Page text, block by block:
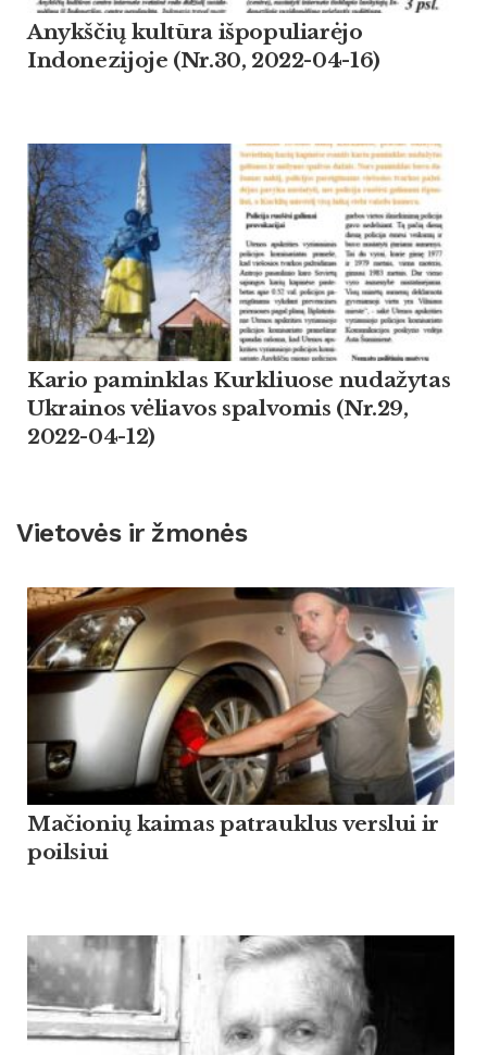
Anykščių kultūra išpopuliarėjo
Indonezijoje (Nr.30, 2022-04-16)
Kario paminklas Kurkliuose nudažytas
Ukrainos vėliavos spalvomis (Nr.29,
2022-04-12)
Vietovės ir žmonės
Mačionių kaimas patrauklus verslui ir
poilsiui